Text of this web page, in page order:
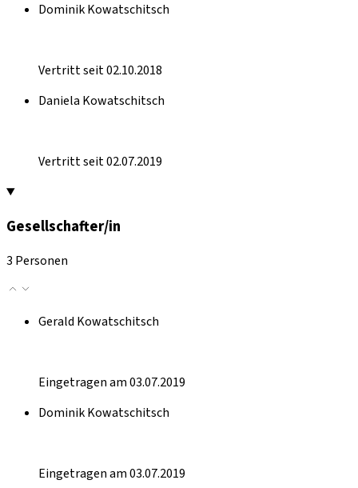
Dominik Kowatschitsch
Vertritt seit 02.10.2018
Daniela Kowatschitsch
Vertritt seit 02.07.2019
Gesellschafter/in
3 Personen
Gerald Kowatschitsch
Eingetragen am 03.07.2019
Dominik Kowatschitsch
Eingetragen am 03.07.2019